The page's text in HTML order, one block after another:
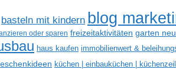
basteln mit kindern blog
oder sparen freizeitaktivitäten garten
haus kaufen immobilienwert &
küchen | einbauküchen |